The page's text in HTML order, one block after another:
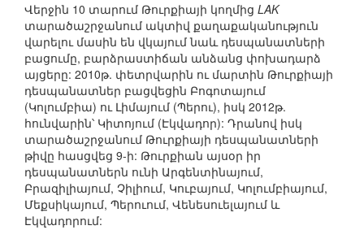
Վերջին 10 տարում Թուրքիայի կողմից LAK
տարածաշրջանում ակտիվ քաղաքականություն
վարելու մասին են վկայում նաև դեսպանատների
բացումը, բարձրաստիճան անձանց փոխադարձ
այցերը: 2010թ. փետրվարին ու մարտին Թուրքիայի
դեսպանատներ բացվեցին Բոգոտայում
(Կոլումբիա) ու Լիմայում (Պերու), իսկ 2012թ.
հունվարին՝ Կիտոյում (Էկվադոր): Դրանով իսկ
տարածաշրջանում Թուրքիայի դեսպանատների
թիվը հասցվեց 9-ի: Թուրքիան այսօր իր
դեսպանատներն ունի Արգենտինայում,
Բրազիլիայում, Չիլիում, Կուբայում, Կոլումբիայում,
Մեքսիկայում, Պերուում, Վենեսուելայում և
Էկվադորում: